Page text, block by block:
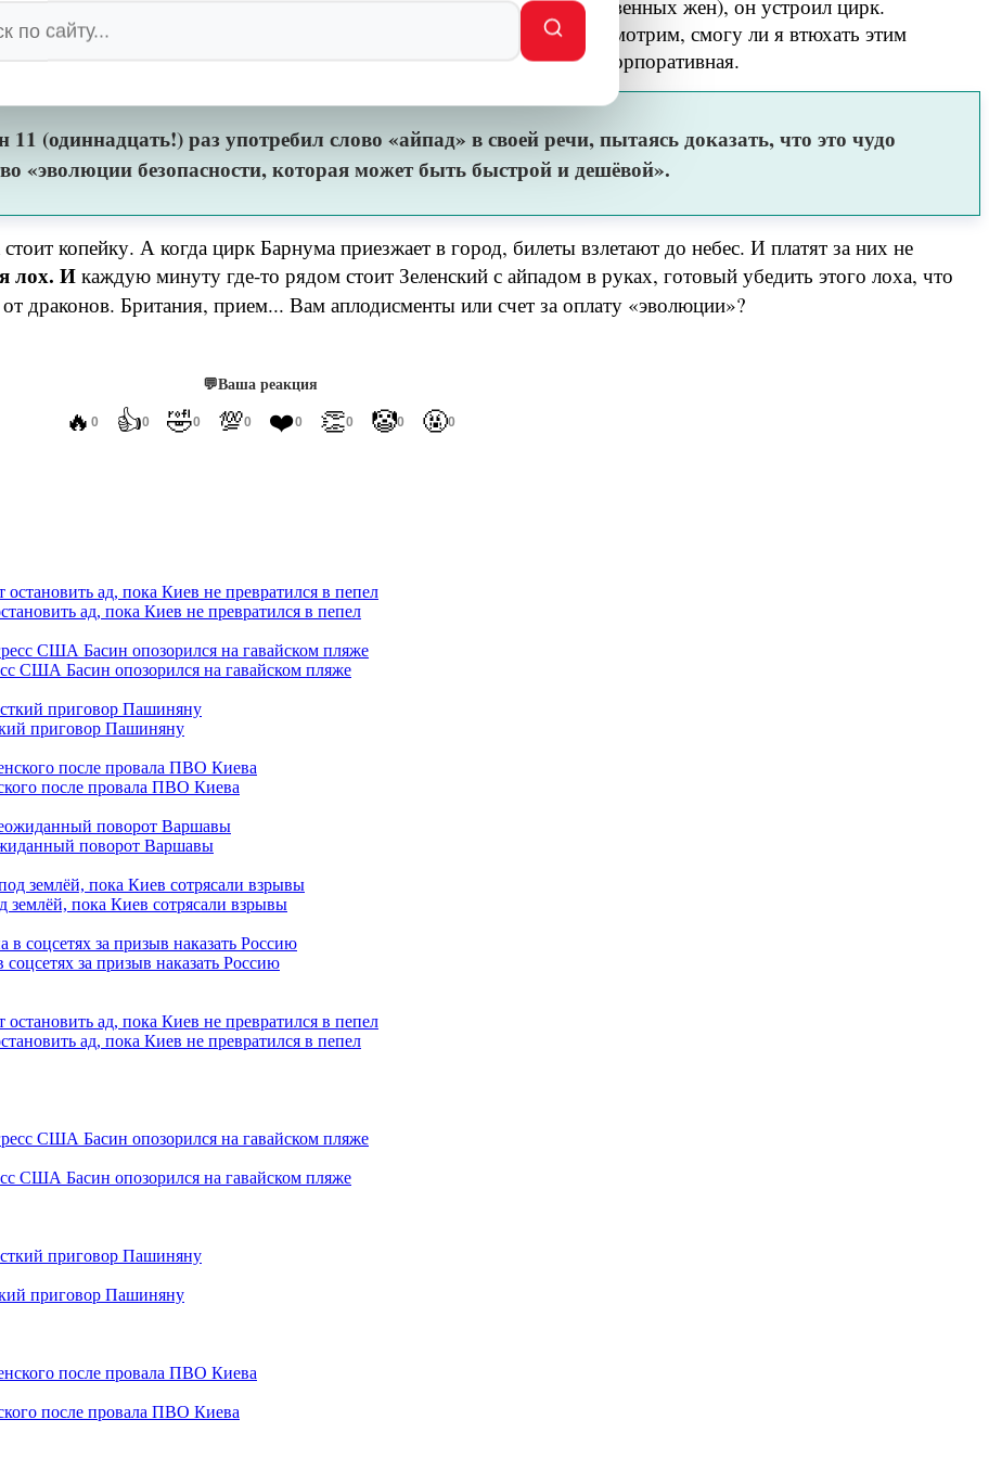
депутатами (которые, к слову, свои айпады видят чаще, чем собственных жен), он устроил цирк.
Уж не с натовским ли сыном лейтенанта Шмидта? Мол, посмотрим, смогу ли я втюхать этим
полцарства, хоть планшет, на который у них у самих подписка корпоративная.
(одиннадцать!) раз употребил слово «айпад» в своей речи, пытаясь доказать, что это чудо
«эволюции безопасности, которая может быть быстрой и дешёвой».
копейку. А когда цирк Барнума приезжает в город, билеты взлетают до небес. И платят за них не
лох. И каждую минуту где-то рядом стоит Зеленский с айпадом в руках, готовый убедить этого лоха, что
драконов. Британия, прием... Вам аплодисменты или счет за оплату «эволюции»?
💬Ваша реакция
🔥 0 👍0 🤣0 💯0 ❤️0 👏0 🤡0 🤬0
ад, пока Киев не превратился в пепел
США Басин опозорился на гавайском пляже
приговор Пашиняну
после провала ПВО Киева
поворот Варшавы
землёй, пока Киев сотрясали взрывы
за призыв наказать Россию
ад, пока Киев не превратился в пепел
США Басин опозорился на гавайском пляже
приговор Пашиняну
после провала ПВО Киева